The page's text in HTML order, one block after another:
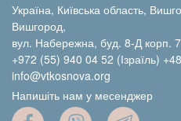
Україна, Київська область,
Вишгород,
вул. Набережна, буд. 8-Д корп. 7
+972 (55) 940 04 52 (Ізраїль)
info@vtkosnova.org
Напишіть нам у месенджер